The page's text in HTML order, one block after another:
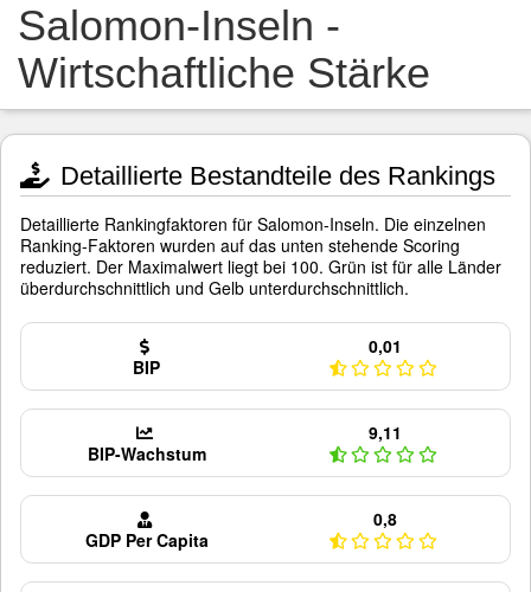
Salomon-Inseln -
Wirtschaftliche Stärke
Detaillierte Bestandteile des Rankings
Detaillierte Rankingfaktoren für Salomon-Inseln. Die einzelnen
Ranking-Faktoren wurden auf das unten stehende Scoring
reduziert. Der Maximalwert liegt bei 100. Grün ist für alle Länder
überdurchschnittlich und Gelb unterdurchschnittlich.
BIP
0,01
BIP-Wachstum
9,11
GDP Per Capita
0,8